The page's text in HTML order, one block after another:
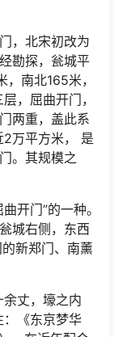
，北宋初改为
勘探，瓮城平
南北165米，
，屈曲开门，
两重，盖此系
2万平方米， 是
。其规模之
开门”的一种。
城右侧，东西
新郑门、南薰
丈，壕之内
：《东京梦华